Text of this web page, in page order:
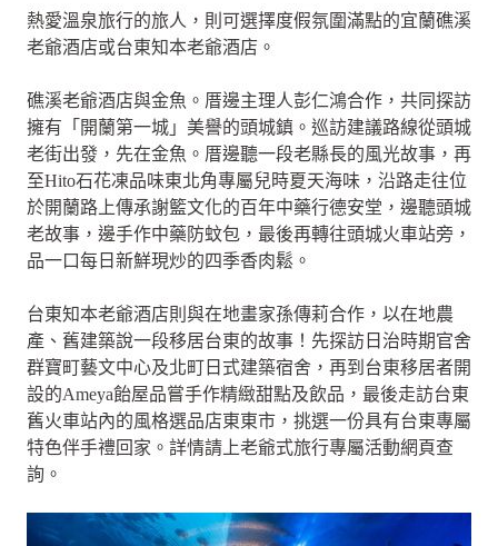
熱愛溫泉旅行的旅人，則可選擇度假氛圍滿點的宜蘭礁溪
老爺酒店或台東知本老爺酒店。
礁溪老爺酒店與金魚。厝邊主理人彭仁鴻合作，共同探訪
擁有「開蘭第一城」美譽的頭城鎮。巡訪建議路線從頭城
老街出發，先在金魚。厝邊聽一段老縣長的風光故事，再
至Hito石花凍品味東北角專屬兒時夏天海味，沿路走往位
於開蘭路上傳承謝籃文化的百年中藥行德安堂，邊聽頭城
老故事，邊手作中藥防蚊包，最後再轉往頭城火車站旁，
品一口每日新鮮現炒的四季香肉鬆。
台東知本老爺酒店則與在地畫家孫傳莉合作，以在地農
產、舊建築說一段移居台東的故事！先探訪日治時期官舍
群寶町藝文中心及北町日式建築宿舍，再到台東移居者開
設的Ameya飴屋品嘗手作精緻甜點及飲品，最後走訪台東
舊火車站內的風格選品店東東市，挑選一份具有台東專屬
特色伴手禮回家。詳情請上老爺式旅行專屬活動網頁查
詢。